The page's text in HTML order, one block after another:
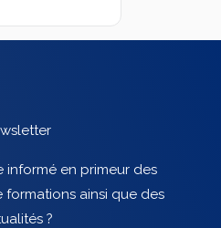
informé en primeur des
ainsi que des
?